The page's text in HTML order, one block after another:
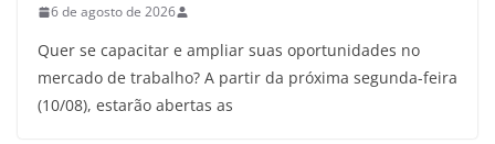
6 de agosto de 2026
Quer se capacitar e ampliar suas oportunidades no
mercado de trabalho? A partir da próxima segunda-feira
(10/08), estarão abertas as